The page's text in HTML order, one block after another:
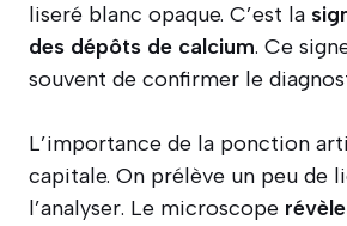
liseré blanc opaque. C’est la
des dépôts de calcium. Ce
souvent de confirmer le
L’importance de la ponction
capitale. On prélève un peu de
l’analyser. Le microscope